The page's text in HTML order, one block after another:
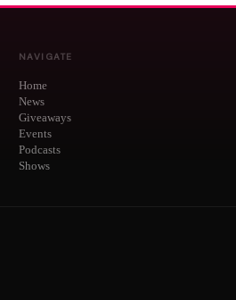
NAVIGATE
Home
News
Giveaways
Events
Podcasts
Shows